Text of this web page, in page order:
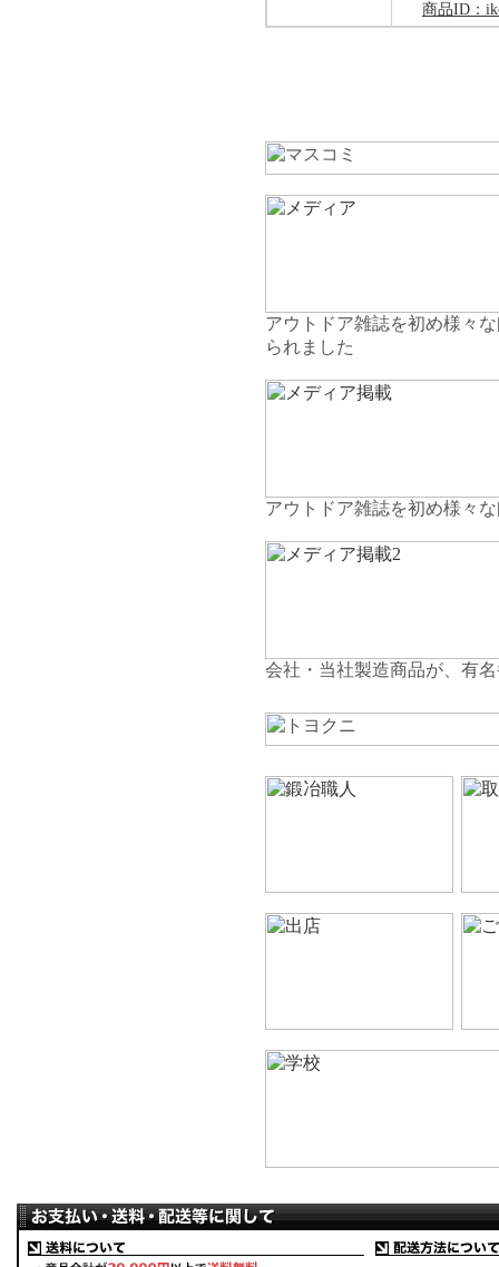
商品ID：
アウトドア雑誌を初め様々
られました
アウトドア雑誌を初め様々
会社・当社製造商品が、有